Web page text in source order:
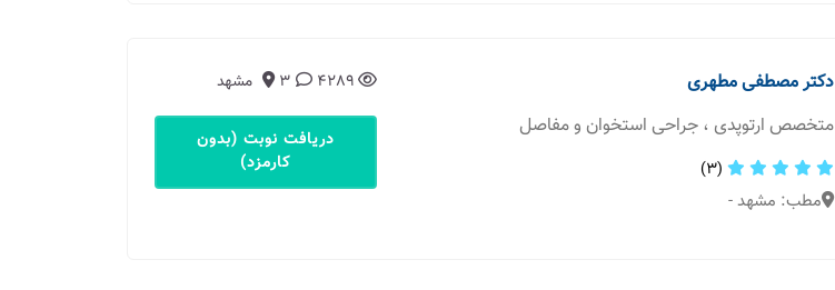
دکتر مصطفی مطهری
متخصص ارتوپدی ، جراحی استخوان و مفاصل
(3)
مطب: مشهد -
4289
3 مشهد
دریافت نوبت (بدون
کارمزد)